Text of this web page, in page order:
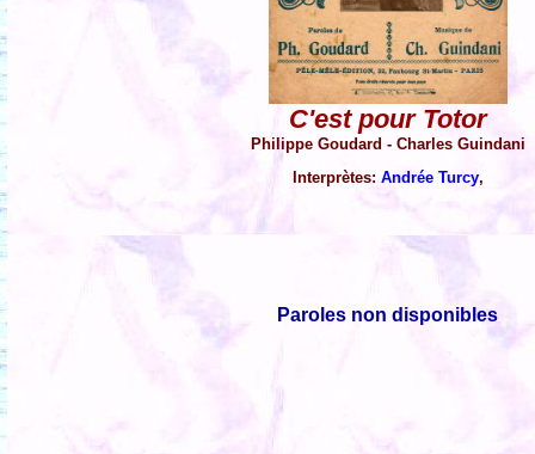
C'est pour Totor
Philippe Goudard - Charles Guindani
Interprètes: Andrée Turcy,
Paroles non disponibles